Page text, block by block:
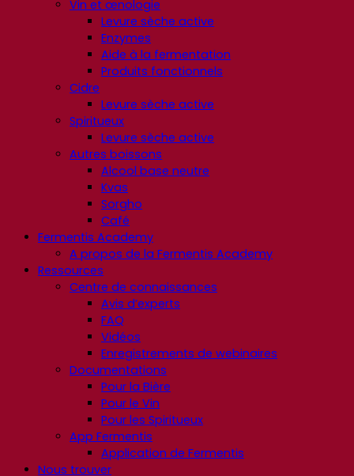
Vin et œnologie
Levure sèche active
Enzymes
Aide à la fermentation
Produits fonctionnels
Cidre
Levure sèche active
Spiritueux
Levure sèche active
Autres boissons
Alcool base neutre
Kvas
Sorgho
Café
Fermentis Academy
A propos de la Fermentis Academy
Ressources
Centre de connaissances
Avis d’experts
FAQ
Vidéos
Enregistrements de webinaires
Documentations
Pour la Bière
Pour le Vin
Pour les Spiritueux
App Fermentis
Application de Fermentis
Nous trouver